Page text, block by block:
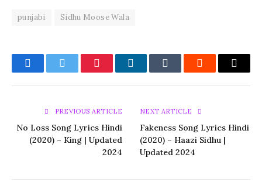
punjabi Sidhu Moose Wala
FacebookTwitter PinterestLinkedInTumblr Reddit Email
PREVIOUS ARTICLE
No Loss Song Lyrics Hindi
(2020) – King | Updated
2024
NEXT ARTICLE
Fakeness Song Lyrics Hindi
(2020) – Haazi Sidhu |
Updated 2024